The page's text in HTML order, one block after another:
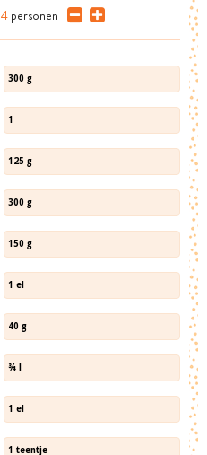
4 personen
300 g
1
125 g
300 g
150 g
1 el
40 g
¾ l
1 el
1 teentje